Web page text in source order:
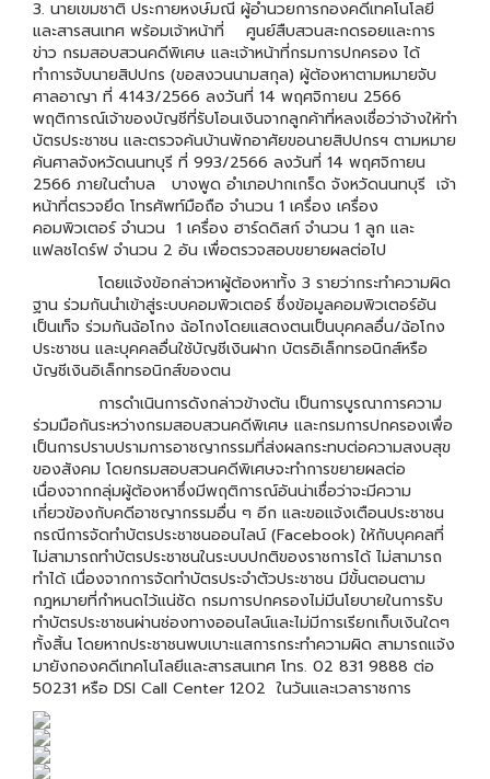
3. นายเขมชาติ ประกายหงษ์มณี ผู้อำนวยการกองคดีเทคโนโลยี
และสารสนเทศ พร้อมเจ้าหน้าที่ ศูนย์สืบสวนสะกดรอยและการ
ข่าว กรมสอบสวนคดีพิเศษ และเจ้าหน้าที่กรมการปกครอง ได้
ทำการจับนายสิปปกร (ขอสงวนนามสกุล) ผู้ต้องหาตามหมายจับ
ศาลอาญา ที่ 4143/2566 ลงวันที่ 14 พฤศจิกายน 2566
พฤติการณ์เจ้าของบัญชีที่รับโอนเงินจากลูกค้าที่หลงเชื่อว่าจ้างให้ทำ
บัตรประชาชน และตรวจค้นบ้านพักอาศัยขอนายสิปปกรฯ ตามหมาย
ค้นศาลจังหวัดนนทบุรี ที่ 993/2566 ลงวันที่ 14 พฤศจิกายน
2566 ภายในตำบล บางพูด อำเภอปากเกร็ด จังหวัดนนทบุรี เจ้า
หน้าที่ตรวจยึด โทรศัพท์มือถือ จำนวน 1 เครื่อง เครื่อง
คอมพิวเตอร์ จำนวน 1 เครื่อง ฮาร์ดดิสก์ จำนวน 1 ลูก และ
แฟลชไดร์ฟ จำนวน 2 อัน เพื่อตรวจสอบขยายผลต่อไป
โดยแจ้งข้อกล่าวหาผู้ต้องหาทั้ง 3 รายว่ากระทำความผิด
ฐาน ร่วมกันนำเข้าสู่ระบบคอมพิวเตอร์ ซึ่งข้อมูลคอมพิวเตอร์อัน
เป็นเท็จ ร่วมกันฉ้อโกง ฉ้อโกงโดยแสดงตนเป็นบุคคลอื่น/ฉ้อโกง
ประชาชน และบุคคลอื่นใช้บัญชีเงินฝาก บัตรอิเล็กทรอนิกส์หรือ
บัญชีเงินอิเล็กทรอนิกส์ของตน
การดำเนินการดังกล่าวข้างต้น เป็นการบูรณาการความ
ร่วมมือกันระหว่างกรมสอบสวนคดีพิเศษ และกรมการปกครองเพื่อ
เป็นการปราบปรามการอาชญากรรมที่ส่งผลกระทบต่อความสงบสุข
ของสังคม โดยกรมสอบสวนคดีพิเศษจะทำการขยายผลต่อ
เนื่องจากกลุ่มผู้ต้องหาซึ่งมีพฤติการณ์อันน่าเชื่อว่าจะมีความ
เกี่ยวข้องกับคดีอาชญากรรมอื่น ๆ อีก และขอแจ้งเตือนประชาชน
กรณีการจัดทำบัตรประชาชนออนไลน์ (Facebook) ให้กับบุคคลที่
ไม่สามารถทำบัตรประชาชนในระบบปกติของราชการได้ ไม่สามารถ
ทำได้ เนื่องจากการจัดทำบัตรประจำตัวประชาชน มีขั้นตอนตาม
กฎหมายที่กำหนดไว้แน่ชัด กรมการปกครองไม่มีนโยบายในการรับ
ทำบัตรประชาชนผ่านช่องทางออนไลน์และไม่มีการเรียกเก็บเงินใดๆ
ทั้งสิ้น โดยหากประชาชนพบเบาะแสการกระทำความผิด สามารถแจ้ง
มายังกองคดีเทคโนโลยีและสารสนเทศ โทร. 02 831 9888 ต่อ
50231 หรือ DSI Call Center 1202 ในวันและเวลาราชการ